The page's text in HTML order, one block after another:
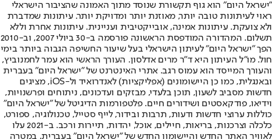
"ישראל היום" הוא גוף תקשורת שנוסד מתוך האמונה שהציבור הישראלי
ראוי לעיתונות טובה יותר, מאוזנת יותר ומדויקת יותר. עיתונות שמדברת
ולא צועקת. עיתונות אמינה, אובייקטיבית ועניינית. עיתונות אחרת וללא
תשלום. המהדורה המודפסת הראשונה פורסמה ב-30 ביולי 2007, וב-2010
הפך "ישראל היום" לעיתון הישראלי בעל שיעור החשיפה הגבוה ביותר בימי
חול. מו"ל העיתון היא ד"ר מרים אדלסון. העורך הראשי הוא עמר לחמנוביץ,
והעורך המייסד הוא עמוס רגב. אתרי האינטרנט של "ישראל היום" בעברית
ובאנגלית, כמו כן היישומונים (אפליקציות) לאנדרואיד ול-iOS, מציגים
חדשות מסביב לשעון, תוכן בלעדי, מבזקים ועדכונים, ניתוחים ופרשנויות,
וידיאו, פודקאסטים ושידורים חיים. פלטפורמות הדיגיטל של "ישראל היום"
כוללות ערוצי חדשות ודעות, תרבות ובידור, לייף סטייל, טכנולוגיה, ספורט,
כלכלה וצרכנות, בריאות, חיילים, אוכל, יהדות, תיירות ורכב. ב-2021 עלו
לאוויר האתר החדש והיישומון החדש של "ישראל היום" בעברית, במטרה